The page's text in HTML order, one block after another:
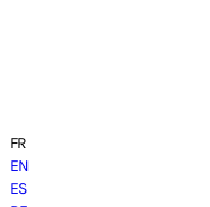
FR
EN
ES